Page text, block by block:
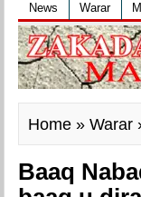
News Warar
Home » Warar
Baaq